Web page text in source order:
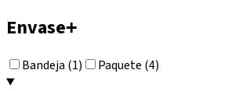
Envase+
Bandeja (1) Paquete (4)